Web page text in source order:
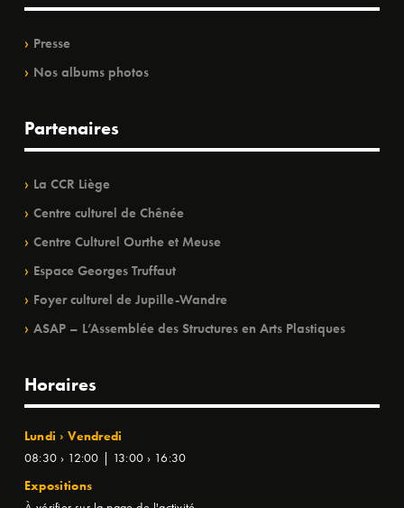
Presse
Nos albums photos
Partenaires
La CCR Liège
Centre culturel de Chênée
Centre Culturel Ourthe et Meuse
Espace Georges Truffaut
Foyer culturel de Jupille-Wandre
ASAP – L’Assemblée des Structures en Arts Plastiques
Horaires
Lundi › Vendredi
08:30 › 12:00 | 13:00 › 16:30
Expositions